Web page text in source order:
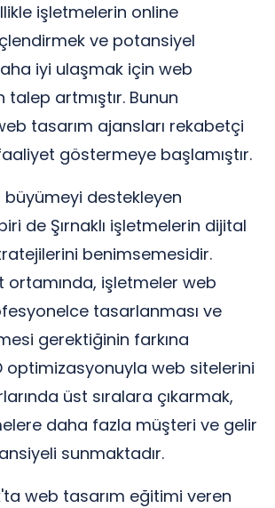
işletmelerin online
ve potansiyel
iyi ulaşmak için web
artmıştır. Bunun
tasarım ajansları rekabetçi
göstermeye başlamıştır.
büyümeyi destekleyen
de Şırnaklı işletmelerin dijital
benimsemesidir.
ortamında, işletmeler web
tasarlanması ve
gerektiğinin farkına
optimizasyonuyla web sitelerini
üst sıralara çıkarmak,
daha fazla müşteri ve gelir
sunmaktadır.
web tasarım eğitimi veren